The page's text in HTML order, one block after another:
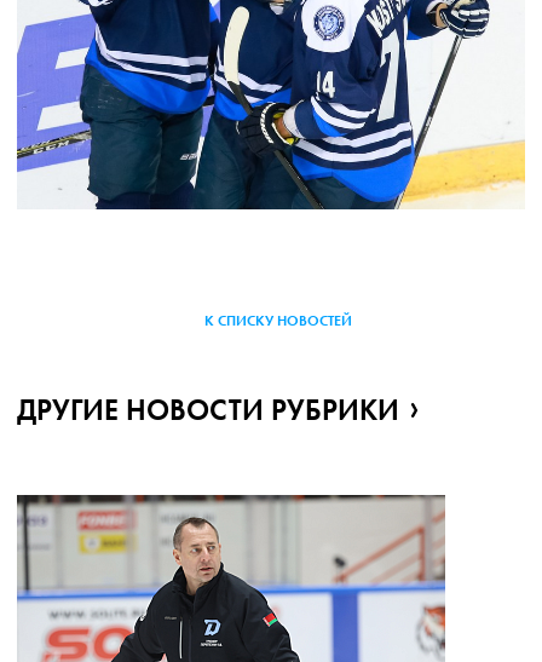
К СПИСКУ НОВОСТЕЙ
ДРУГИЕ НОВОСТИ РУБРИКИ